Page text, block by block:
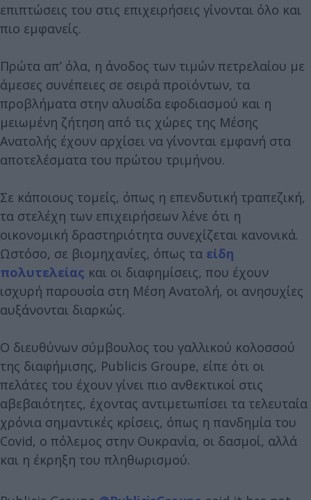
επιπτώσεις του στις επιχειρήσεις γίνονται όλο και
πιο εμφανείς.
Πρώτα απ’ όλα, η άνοδος των τιμών πετρελαίου με
άμεσες συνέπειες σε σειρά προϊόντων, τα
προβλήματα στην αλυσίδα εφοδιασμού και η
μειωμένη ζήτηση από τις χώρες της Μέσης
Ανατολής έχουν αρχίσει να γίνονται εμφανή στα
αποτελέσματα του πρώτου τριμήνου.
Σε κάποιους τομείς, όπως η επενδυτική τραπεζική,
τα στελέχη των επιχειρήσεων λένε ότι η
οικονομική δραστηριότητα συνεχίζεται κανονικά.
Ωστόσο, σε βιομηχανίες, όπως τα είδη
πολυτελείας και οι διαφημίσεις, που έχουν
ισχυρή παρουσία στη Μέση Ανατολή, οι ανησυχίες
αυξάνονται διαρκώς.
Ο διευθύνων σύμβουλος του γαλλικού κολοσσού
της διαφήμισης, Publicis Groupe, είπε ότι οι
πελάτες του έχουν γίνει πιο ανθεκτικοί στις
αβεβαιότητες, έχοντας αντιμετωπίσει τα τελευταία
χρόνια σημαντικές κρίσεις, όπως η πανδημία του
Covid, ο πόλεμος στην Ουκρανία, οι δασμοί, αλλά
και η έκρηξη του πληθωρισμού.